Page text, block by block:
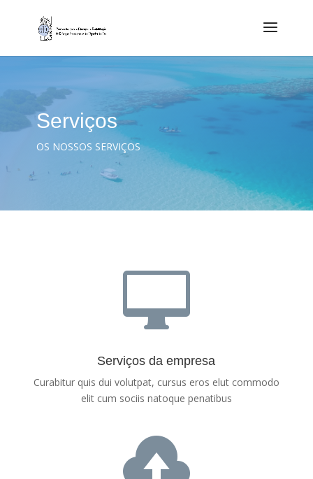
Serviços
OS NOSSOS SERVIÇOS

Serviços da empresa
Curabitur quis dui volutpat, cursus eros elut commodo
elit cum sociis natoque penatibus
